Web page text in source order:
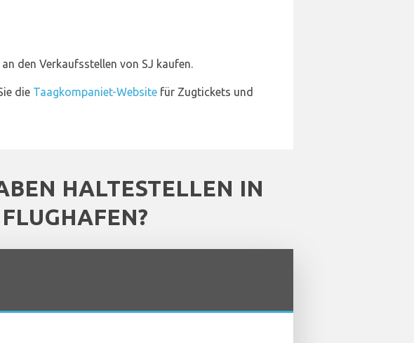
den Verkaufsstellen von SJ kaufen.
die Taagkompaniet-Website für Zugtickets und
HALTESTELLEN IN